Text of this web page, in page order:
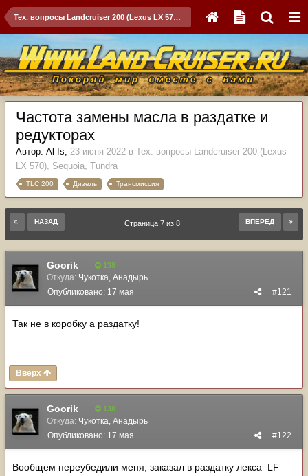
Тех. вопросы Landcruiser 200 (Lexus LX 570), Sequoia, Tundra
Частота замены масла в раздатке и
редукторах
Автор: Al-Is, 23 июня 2022 в Тех. вопросы Landcruiser 200 (Lexus
LX 570), Sequoia, Tundra
TLC 200 Дизель Трансмиссия
НАЗАД ВПЕРЁД
Страница 7 из 8
Goorik 138
Откуда: Чукотка, Анадырь
#121
Опубликовано: 17 мая
Так не в коробку а раздатку!
Вверх
Goorik 138
Откуда: Чукотка, Анадырь
#122
Опубликовано: 17 мая
Вообщем переубедили меня, заказал в раздатку лекса LF